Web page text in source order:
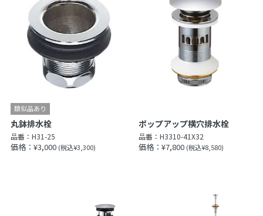
丸鉢排水栓
品番： H31-25
価格：¥3,000 (税込¥3,300)
ポップアップ横穴排水栓
品番：H3310-41X32
価格：¥7,800 (税込¥8,580)